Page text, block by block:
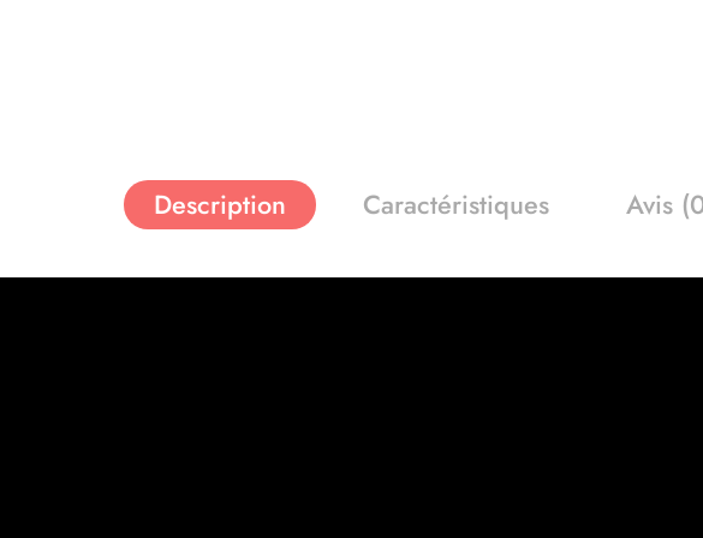
Description Caractéristiques Avis